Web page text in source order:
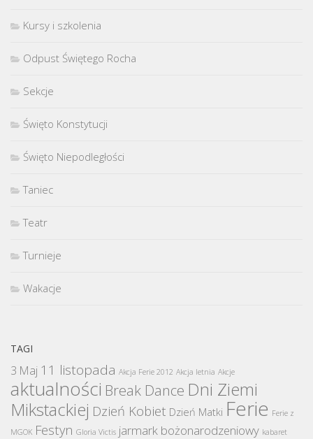
Kursy i szkolenia
Odpust Świętego Rocha
Sekcje
Święto Konstytucji
Święto Niepodległości
Taniec
Teatr
Turnieje
Wakacje
TAGI
3 Maj 11 listopada Akcja Ferie 2012 Akcja letnia Akcje
aktualności Break Dance Dni Ziemi
Mikstackiej Dzień Kobiet Dzień Matki Ferie Ferie z
MGOK Festyn Gloria Victis jarmark bożonarodzeniowy kabaret